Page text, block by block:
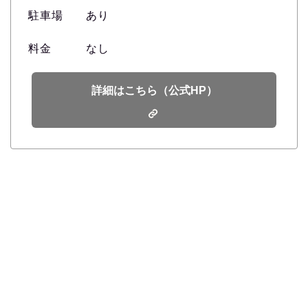
駐車場 あり
料金 なし
詳細はこちら（公式HP）